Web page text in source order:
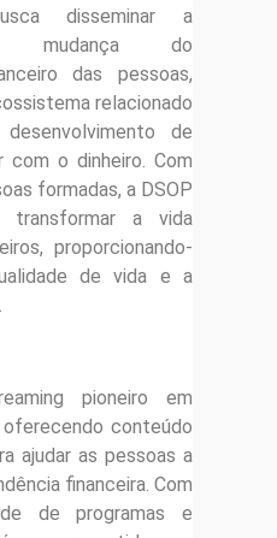
disseminar a
mudança do
das pessoas,
relacionado
de
com o dinheiro. Com
formadas, a DSOP
a vida
proporcionando-
de vida e a
pioneiro em
conteúdo
ajudar as pessoas a
financeira. Com
de programas e